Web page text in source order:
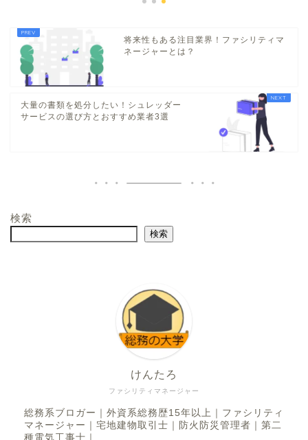
将来性もある注目業界！ファシリティマ
ネージャーとは？
大量の書類を処分したい！シュレッダー
サービスの選び方とおすすめ業者3選
検索
検索
ファシリティマネージャー
けんたろ
総務系ブロガー｜外資系総務歴15年以上｜ファシリティ
マネージャー｜宅地建物取引士｜防火防災管理者｜第二
種電気工事士｜